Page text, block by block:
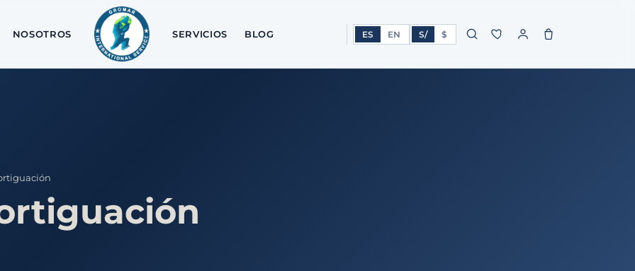
NOSOTROS SERVICIOS BLOG ES EN S/ $